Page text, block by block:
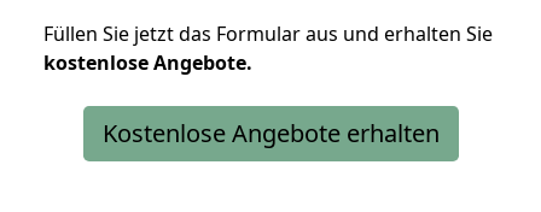
Füllen Sie jetzt das Formular aus und erhalten Sie
kostenloseAngebote.
Kostenlose Angebote erhalten